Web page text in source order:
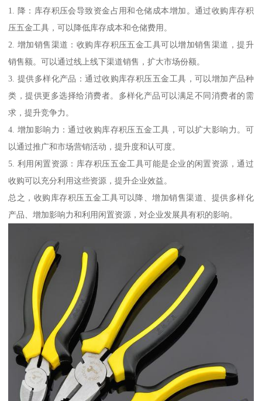
1. 降：库存积压会导致资金占用和仓储成本增加。通过收购库存积
压五金工具，可以降低库存成本和仓储费用。
2. 增加销售渠道：收购库存积压五金工具可以增加销售渠道，提升
销售额。可以通过线上线下渠道销售，扩大市场份额。
3. 提供多样化产品：通过收购库存积压五金工具，可以增加产品种
类，提供更多选择给消费者。多样化产品可以满足不同消费者的需
求，提升竞争力。
4. 增加影响力：通过收购库存积压五金工具，可以扩大影响力。可
以通过推广和市场营销活动，提升度和认可度。
5. 利用闲置资源：库存积压五金工具可能是企业的闲置资源，通过
收购可以充分利用这些资源，提升企业效益。
总之，收购库存积压五金工具可以降、增加销售渠道、提供多样化
产品、增加影响力和利用闲置资源，对企业发展具有积的影响。